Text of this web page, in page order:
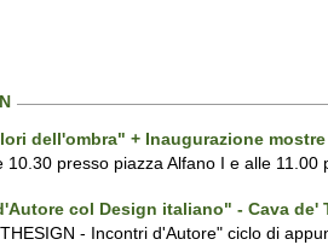
dell'ombra" + Inaugurazione
presso piazza Alfano I e alle
col Design italiano" - Cava de'
- Incontri d'Autore" ciclo di